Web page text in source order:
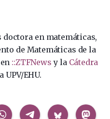
doctora en matemáticas,
de Matemáticas de la
::ZTFNews y la Cátedra
UPV/EHU.